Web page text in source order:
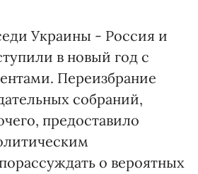
Украины - Россия и
в новый год с
Переизбрание
собраний,
предоставило
о вероятных